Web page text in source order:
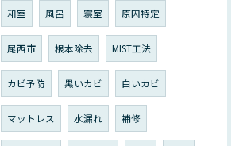
和室 風呂 寝室 原因特定
尾西市 根本除去 MIST工法
カビ予防 黒いカビ 白いカビ
マットレス 水漏れ 補修